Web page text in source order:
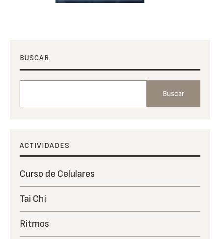
BUSCAR
Buscar
ACTIVIDADES
Curso de Celulares
Tai Chi
Ritmos